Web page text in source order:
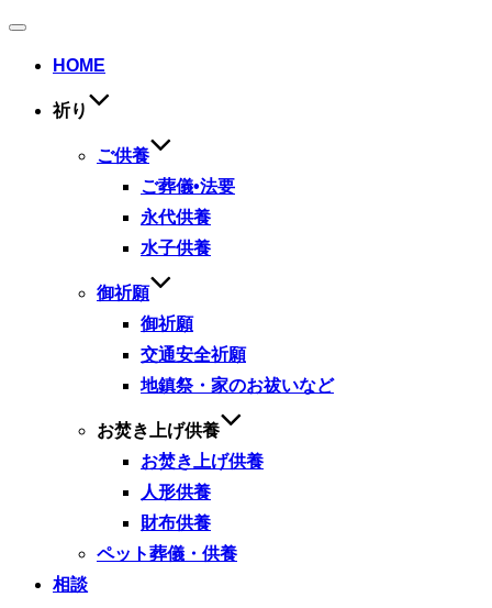
ナ
HOME
祈り
ご供養
ご葬儀•法要
永代供養
水子供養
御祈願
御祈願
交通安全祈願
地鎮祭・家のお祓いなど
お焚き上げ供養
お焚き上げ供養
人形供養
財布供養
ペット葬儀・供養
相談